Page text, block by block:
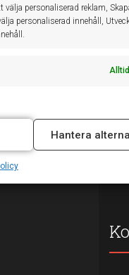
välja personaliserad reklam,
personaliserad innehåll,
bedrägerier samt
Spara och
Hantera
försäljning export